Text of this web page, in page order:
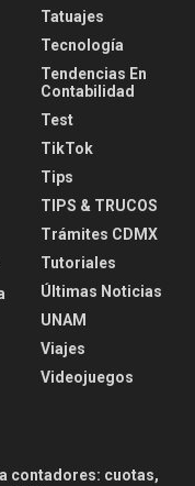
Tatuajes
Tecnología
Tendencias En
Contabilidad
Test
TikTok
Tips
TIPS & TRUCOS
Trámites CDMX
Tutoriales
Últimas Noticias
UNAM
Viajes
Videojuegos
contadores: cuotas,